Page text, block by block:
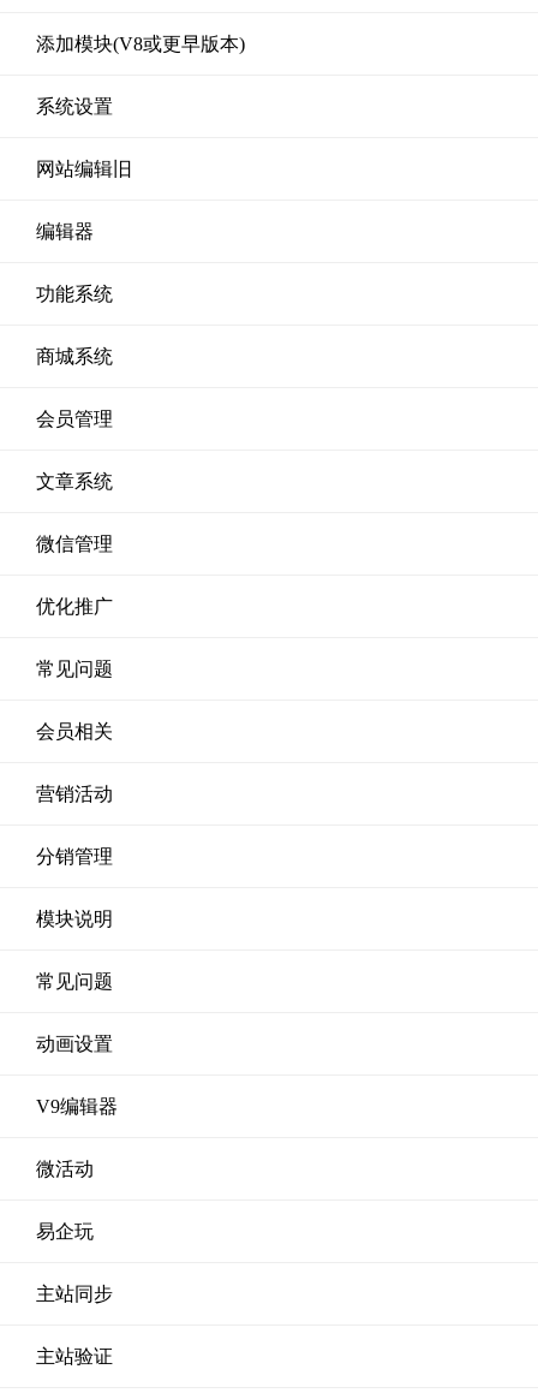
添加模块(V8或更早版本)
系统设置
网站编辑旧
编辑器
功能系统
商城系统
会员管理
文章系统
微信管理
优化推广
常见问题
会员相关
营销活动
分销管理
模块说明
常见问题
动画设置
V9编辑器
微活动
易企玩
主站同步
主站验证